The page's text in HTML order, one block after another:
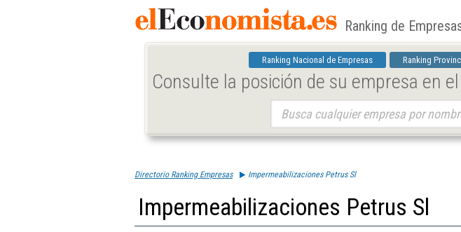
Ranking de
Ranking Nacional de Empresas Ranking
Consulte la posición de su empresa en
Directorio Ranking Empresas Impermeabilizaciones Petrus Sl
Impermeabilizaciones Petrus Sl